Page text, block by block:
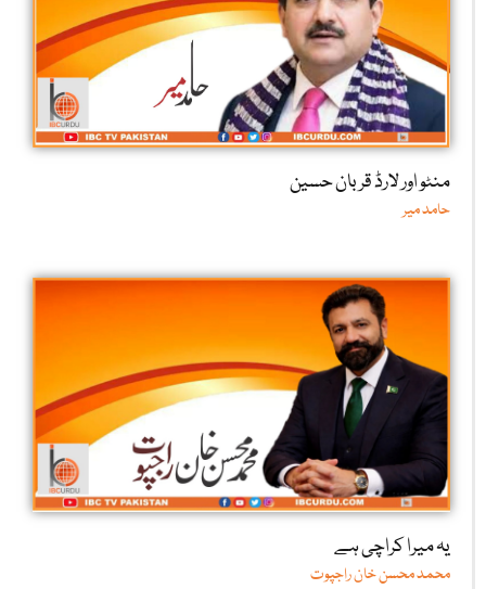
منٹو اور لارڈ قربان حسین
حامد میر
یہ میرا کراچی ہے
محمد محسن خان راجپوت